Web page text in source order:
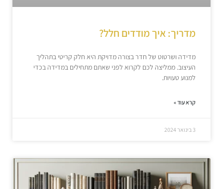
מדריך: איך מודדים חלל?
מדידה ושרטוט של חדר בצורה מדויקת היא חלק קריטי בתהליך
העיצוב. ממליצה לכם לקרוא לפני שאתם מתחילים במדידה בכדי
למנוע טעויות.
קרא עוד »
3 בינואר 2024